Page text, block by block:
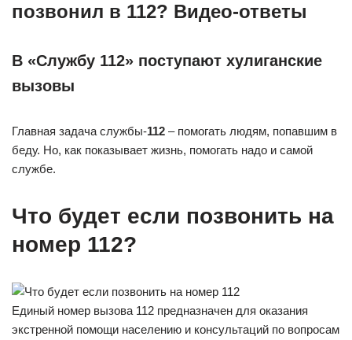
позвонил в 112? Видео-ответы
В «Службу 112» поступают хулиганские
вызовы
Главная задача службы-112 – помогать людям, попавшим в
беду. Но, как показывает жизнь, помогать надо и самой
службе.
Что будет если позвонить на
номер 112?
Единый номер вызова 112 предназначен для оказания
экстренной помощи населению и консультаций по вопросам